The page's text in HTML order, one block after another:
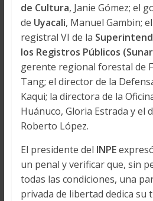
de Cultura, Janie Gómez; el
de Uyacali, Manuel Gambin;
registral VI de la
los Registros Públicos
gerente regional forestal de
Tang; el director de la
Kaqui; la directora de la
Huánuco, Gloria Estrada y el
Roberto López.
El presidente del INPE
un penal y verificar que, sin
todas las condiciones, una
privada de libertad dedica su